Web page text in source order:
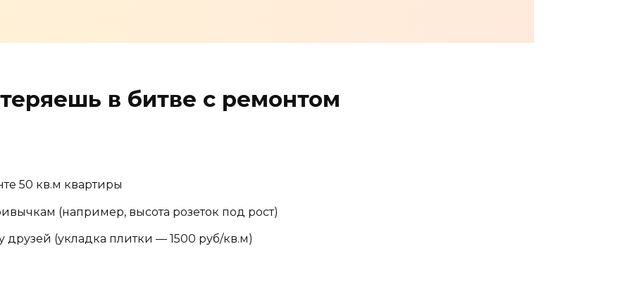
в битве с ремонтом
50 кв.м квартиры
(например, высота розеток под рост)
(укладка плитки — 1500 руб/кв.м)